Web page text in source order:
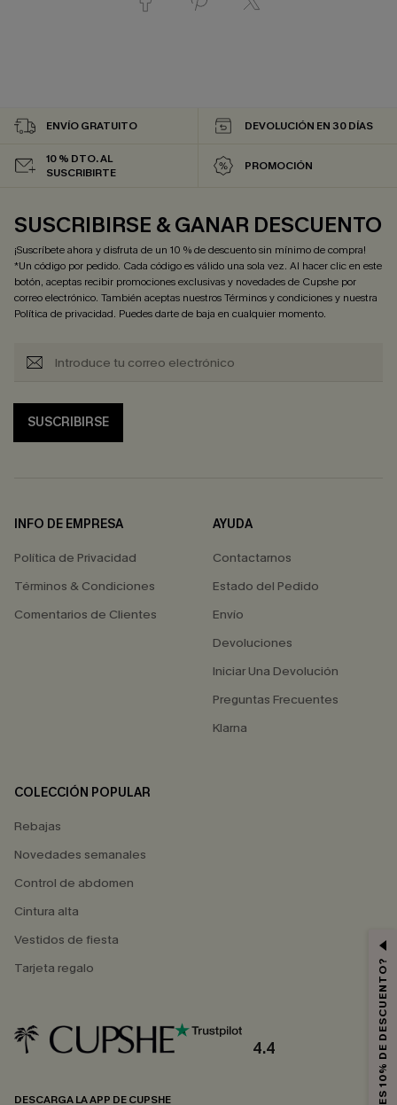
ENVÍO GRATUITO DEVOLUCIÓN EN 30 DÍAS
10 % DTO. AL
SUSCRIBIRTE
PROMOCIÓN
SUSCRIBIRSE & GANAR DESCUENTO
¡Suscríbete ahora y disfruta de un 10 % de descuento sin mínimo de compra!
*Un código por pedido. Cada código es válido una sola vez. Al hacer clic en este
botón, aceptas recibir promociones exclusivas y novedades de Cupshe por
correo electrónico. También aceptas nuestrosTérminos y condicionesy nuestra
Política de privacidad. Puedes darte de baja en cualquier momento.
SUSCRIBIRSE
INFO DE EMPRESA
Política de Privacidad
Términos & Condiciones
Comentarios de Clientes
AYUDA
Contactarnos
Estado del Pedido
Envío
Devoluciones
Iniciar Una Devolución
Preguntas Frecuentes
Klarna
COLECCIÓN POPULAR
Rebajas
Novedades semanales
Control de abdomen
Cintura alta
Vestidos de fiesta
Tarjeta regalo
4.4
DESCARGA LA APP DE CUPSHE ¿QUIERES 10% DE DESCUENTO?